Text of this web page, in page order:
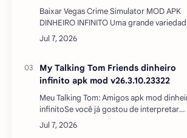
Baixar Vegas Crime Simulator MOD APK
DINHEIRO INFINITO Uma grande variedade
de munições e armas! * Roubo de carro! *
Jogabilidade emocionante: você está
My Talking Tom Friends dinheiro
infinito apk mod v26.3.10.23322
Meu Talking Tom: Amigos apk mod
infinitoSe você já gostou de interpretar
Tom, ele está de volta com alguns novos
amigos. Desfrute de um dos melhores